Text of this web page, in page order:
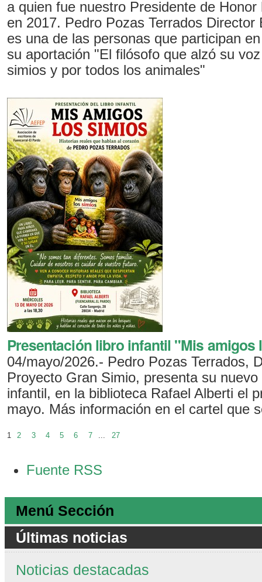
a quien fue nuestro Presidente de
en 2017. Pedro Pozas Terrados Director
es una de las personas que participan
su aportación "El filósofo que alzó su
simios y por todos los animales"
Presentación libro infantil "Mis
04/mayo/2026.- Pedro Pozas Terrados,
Proyecto Gran Simio, presenta su
infantil, en la biblioteca Rafael Alberti el
mayo. Más información en el cartel que
1 2 3 4 5 6 7 27
de
Fuente RSS
Menú Sección
Últimas noticias
Noticias destacadas